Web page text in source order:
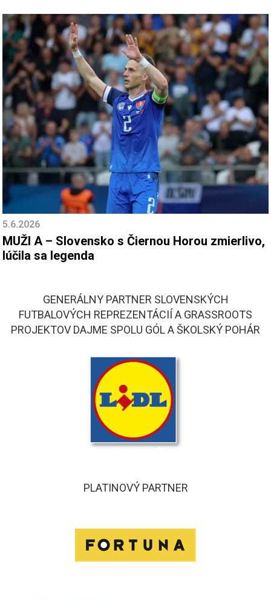
5.6.2026
MUŽI A – Slovensko s Čiernou Horou zmierlivo,
lúčila sa legenda
GENERÁLNY PARTNER SLOVENSKÝCH
FUTBALOVÝCH REPREZENTÁCIÍ A GRASSROOTS
PROJEKTOV DAJME SPOLU GÓL A ŠKOLSKÝ POHÁR
PLATINOVÝ PARTNER